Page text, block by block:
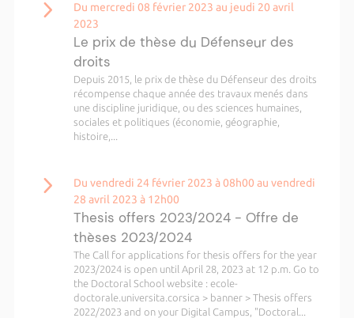
Du mercredi 08 février 2023 au jeudi 20 avril
2023
Le prix de thèse du Défenseur des
droits
Depuis 2015, le prix de thèse du Défenseur des droits
récompense chaque année des travaux menés dans
une discipline juridique, ou des sciences humaines,
sociales et politiques (économie, géographie,
histoire,...
Du vendredi 24 février 2023 à 08h00 au vendredi
28 avril 2023 à 12h00
Thesis offers 2023/2024 - Offre de
thèses 2023/2024
The Call for applications for thesis offers for the year
2023/2024 is open until April 28, 2023 at 12 p.m. Go to
the Doctoral School website : ecole-
doctorale.universita.corsica > banner > Thesis offers
2022/2023 and on your Digital Campus, "Doctoral...